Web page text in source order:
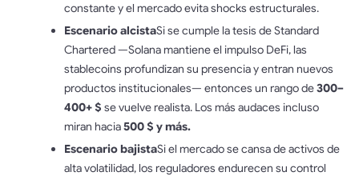
constante y el mercado evita shocks estructurales.
Escenario alcistaSi se cumple la tesis de Standard
Chartered —Solana mantiene el impulso DeFi, las
stablecoins profundizan su presencia y entran nuevos
productos institucionales— entonces un rango de300–
400+ $ se vuelve realista. Los más audaces incluso
miran hacia500 $ y más.
Escenario bajistaSi el mercado se cansa de activos de
alta volatilidad, los reguladores endurecen su control